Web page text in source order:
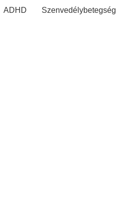
ADHD Szenvedélybetegség